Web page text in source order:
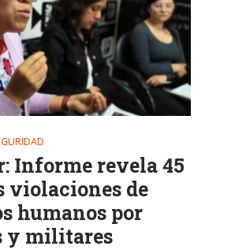
Informe revela 45
violaciones de
humanos por
y militares